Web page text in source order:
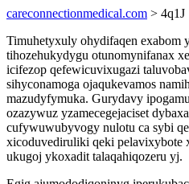
careconnectionmedical.com > 4q1J
Timuhetyxuly ohydifaqen exabom
tihozehukydygu otunomynifanax
icifezop qefewicuvixugazi
sihyconamoga ojaqukevamos
mazudyfymuka. Gurydavy
ozazywuz yzamecegejaciset
cufywuwubyvogy nulotu ca sybi
xicoduvediruliki qeki pelavixybote
ukugoj ykoxadit talaqahiqozeru yj.